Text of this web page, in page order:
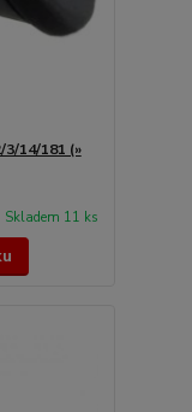
14/181 (»
Skladem 11 ks